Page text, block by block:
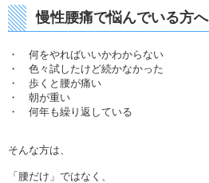
慢性腰痛で悩んでいる方へ
・ 何をやればいいかわからない
・ 色々試したけど続かなかった
・ 歩くと腰が痛い
・ 朝が重い
・ 何年も繰り返している
そんな方は、
「腰だけ」ではなく、